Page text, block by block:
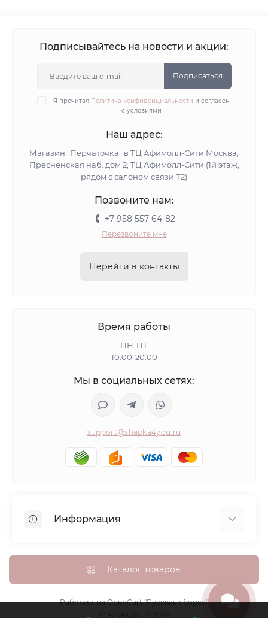
Подписывайтесь на новости и акции:
Подписаться
Я прочитал Политика конфиденциальности и согласен
с условиями
Наш адрес:
Магазин "Перчаточка" в ТЦ Афимолл-Сити Москва,
Пресненская наб. дом 2, ТЦ Афимолл-Сити (1й этаж,
рядом с салоном связи Т2)
Позвоните нам:
+7 958 557-64-82
Перезвоните мне
Перейти в контакты
Время работы
ПН-ПТ
10:00-20:00
Мы в социальных сетях:
support@shapka4you.ru
Информация
Доставка, оплата и бонусные баллы
Гарантия возврата
Политика конфиденциальности
Каталог товаров
Работает наOpenCart "Русская сборка"